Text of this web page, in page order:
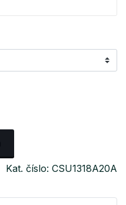
Kat. číslo: CSU1318A20A